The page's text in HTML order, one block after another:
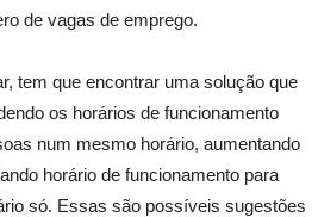
de vagas de emprego.
tem que encontrar uma solução que
os horários de funcionamento
num mesmo horário, aumentando
horário de funcionamento para
só. Essas são possíveis sugestões